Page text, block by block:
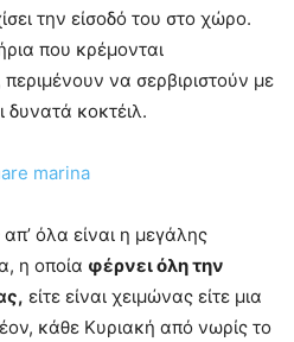
την είσοδό του στο χώρο.
που κρέμονται
να σερβιριστούν με
κοκτέιλ.
όλα είναι η μεγάλης
η οποία φέρνει όλη την
είτε είναι χειμώνας είτε μια
κάθε Κυριακή από νωρίς το